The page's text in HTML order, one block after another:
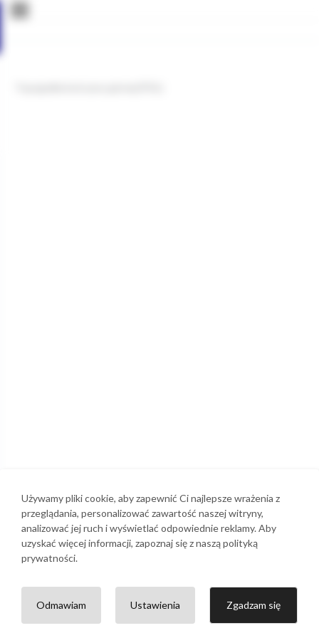
Używamy pliki cookie, aby zapewnić Ci najlepsze wrażenia z
przeglądania, personalizować zawartość naszej witryny,
analizować jej ruch i wyświetlać odpowiednie reklamy. Aby
uzyskać więcej informacji, zapoznaj się z naszą polityką
prywatności.
Zgadzam się
Ustawienia
Odmawiam